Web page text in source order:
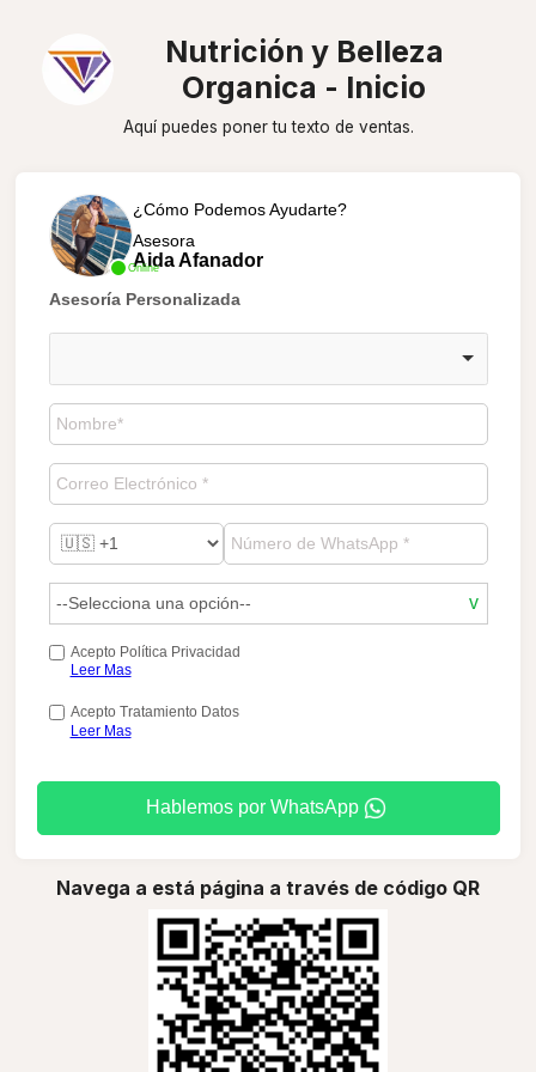
Nutrición y Belleza
Organica - Inicio
Aquí puedes poner tu texto de ventas.
Online
¿Cómo Podemos Ayudarte?
Asesora
Aida Afanador
Asesoría Personalizada
Acepto Política Privacidad
Leer Mas
Acepto Tratamiento Datos
Leer Mas
Hablemos por WhatsApp
Navega a está página a través de código QR